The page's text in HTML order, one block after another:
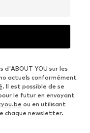
YOU sur les
actuels conformément
. Il est possible de se
le futur en envoyant
ou en utilisant
chaque newsletter.